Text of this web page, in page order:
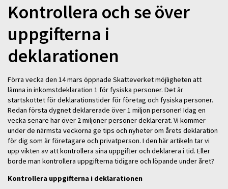
Kontrollera och se över
uppgifterna i
deklarationen
Förra vecka den 14 mars öppnade Skatteverket möjligheten att
lämna in inkomstdeklaration 1 för fysiska personer. Det är
startskottet för deklarationstider för företag och fysiska personer.
Redan första dygnet deklarerade över 1 miljon personer! Idag en
vecka senare har över 2 miljoner personer deklarerat. Vi kommer
under de närmsta veckorna ge tips och nyheter om årets deklaration
för dig som är företagare och privatperson. I den här artikeln tar vi
upp vikten av att kontrollera sina uppgifter och deklarera i tid. Eller
borde man kontrollera uppgifterna tidigare och löpande under året?
Kontrollera uppgifterna i deklarationen